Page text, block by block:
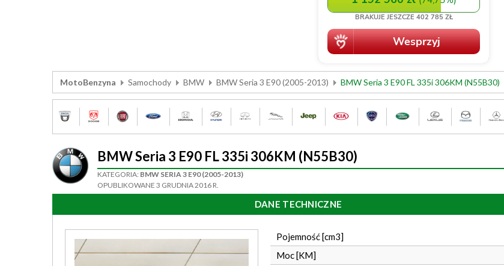
MotoBenzyna Samochody BMW BMW Seria 3 E90 (2005-2013) BMW Seria 3 E90 FL 335i 306KM (N55B30)
BMW Seria 3 E90 FL 335i 306KM (N55B30)
KATEGORIA: BMW SERIA 3 E90 (2005-2013)
OPUBLIKOWANE 3 GRUDNIA 2016 R.
DANE TECHNICZNE
Pojemność [cm3]
Moc [KM]